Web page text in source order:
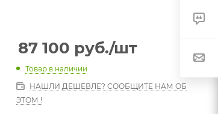
87 100 руб./шт
Товар в наличии
НАШЛИ ДЕШЕВЛЕ? СООБЩИТЕ НАМ ОБ
ЭТОМ !